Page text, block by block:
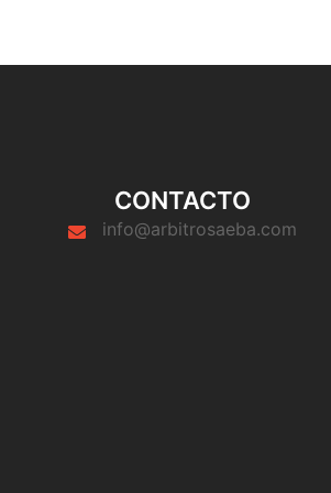
CONTACTO
info@arbitrosaeba.com